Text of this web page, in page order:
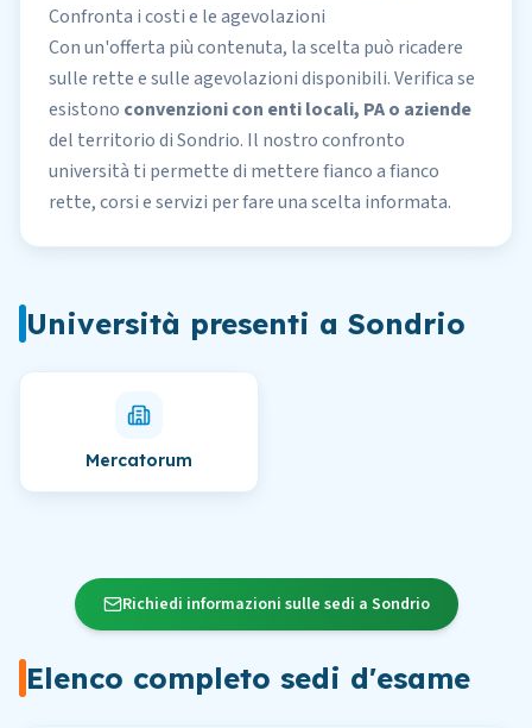
Confronta i costi e le agevolazioni
Con un'offerta più contenuta, la scelta può ricadere
sulle rette e sulle agevolazioni disponibili. Verifica se
esistono convenzioni con enti locali, PA o aziende
del territorio di Sondrio. Il nostroconfronto
università ti permette di mettere fianco a fianco
rette, corsi e servizi per fare una scelta informata.
Università presenti a Sondrio
Mercatorum
Richiedi informazioni sulle sedi a Sondrio
Elenco completo sedi d'esame